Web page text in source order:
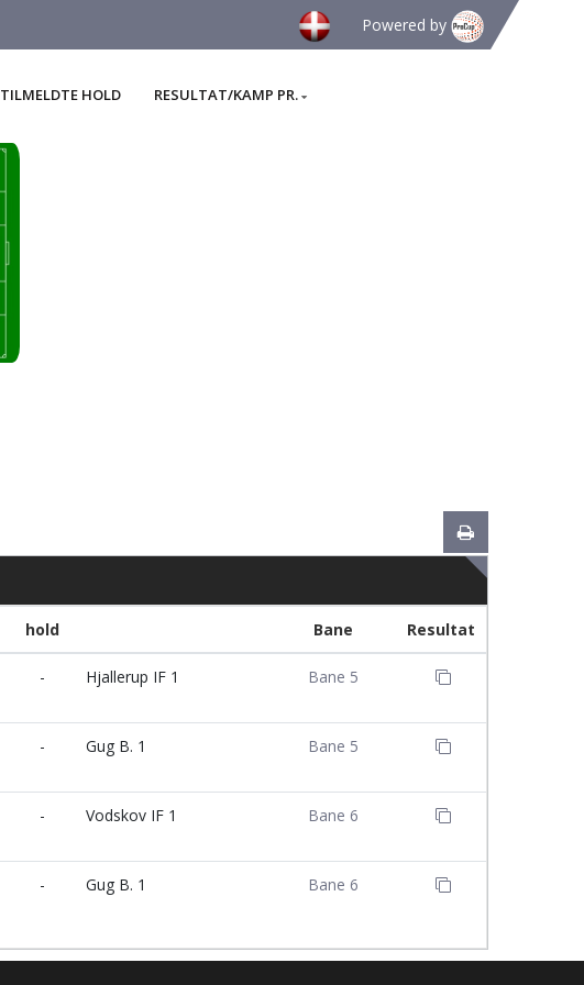
Powered by
TILMELDTE HOLD RESULTAT/KAMP PR.
hold Bane Resultat
- Hjallerup IF 1 Bane 5
- Gug B. 1 Bane 5
- Vodskov IF 1 Bane 6
- Gug B. 1 Bane 6